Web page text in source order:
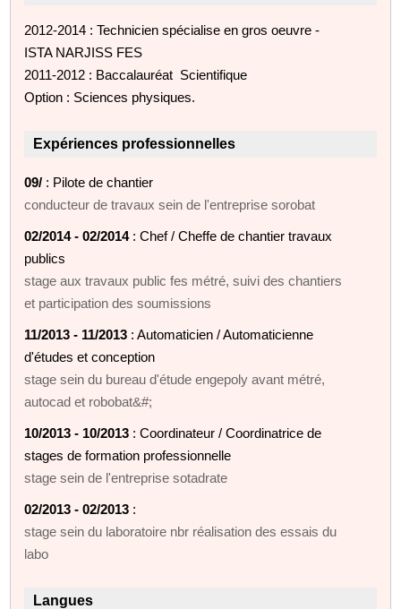
2012-2014 : Technicien spécialise en gros oeuvre -
ISTA NARJISS FES
2011-2012 : Baccalauréat Scientifique
Option : Sciences physiques.
Expériences professionnelles
09/ : Pilote de chantier
conducteur de travaux sein de l'entreprise sorobat
02/2014 - 02/2014: Chef / Cheffe de chantier travaux
publics
stage aux travaux public fes métré, suivi des chantiers
et participation des soumissions
11/2013 - 11/2013 : Automaticien / Automaticienne
d'études et conception
stage sein du bureau d'étude engepoly avant métré,
autocad et robobat&#;
10/2013 - 10/2013 : Coordinateur / Coordinatrice de
stages de formation professionnelle
stage sein de l'entreprise sotadrate
02/2013 - 02/2013 :
stage sein du laboratoire nbr réalisation des essais du
labo
Langues